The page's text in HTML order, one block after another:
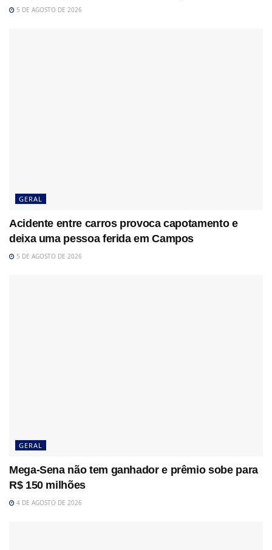
5 DE AGOSTO DE 2026
GERAL
Acidente entre carros provoca capotamento e
deixa uma pessoa ferida em Campos
5 DE AGOSTO DE 2026
GERAL
Mega-Sena não tem ganhador e prêmio sobe para
R$ 150 milhões
4 DE AGOSTO DE 2026